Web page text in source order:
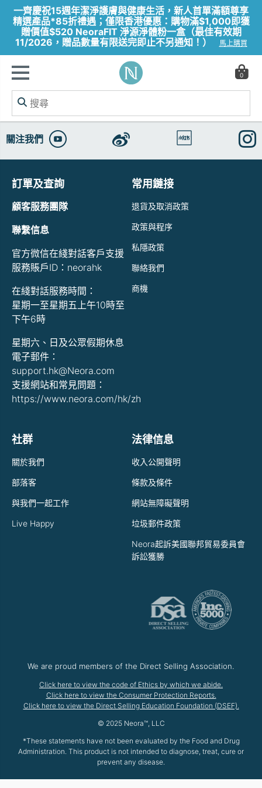
一齊慶祝15週年潔淨護膚與健康生活，新人首單滿額尊享
精選產品*85折禮遇；僅限香港優惠：購物滿$1,000即獲
贈價值$520 NeoraFIT 淨源淨體粉一盒（最佳有效期
11/2026，贈品數量有限送完即止不另通知！）
馬上購買
0
關注我們
訂單及查詢
顧客服務團隊
聯繫信息
官方微信在綫對話客戶支援
服務賬戶ID：neorahk
在綫對話服務時間：
星期一至星期五上午10時至
下午6時
星期六、日及公眾假期休息
電子郵件：
support.hk@Neora.com
支援網站和常見問題：
https://www.neora.com/hk/zh
常用鏈接
退貨及取消政策
政策與程序
私隱政策
聯絡我們
商機
社群
關於我們
部落客
與我們一起工作
Live Happy
法律信息
收入公開聲明
條款及條件
網站無障礙聲明
垃圾郵件政策
Neora起訴美國聯邦貿易委員會
訴訟獲勝
We are proud members of the Direct Selling Association.
Click here to view the code of Ethics by which we abide.
Click here to view the Consumer Protection Reports.
Click here to view the Direct Selling Education Foundation (DSEF).
© 2025 Neora™, LLC
*These statements have not been evaluated by the Food and Drug
Administration. This product is not intended to diagnose, treat, cure or
prevent any disease.